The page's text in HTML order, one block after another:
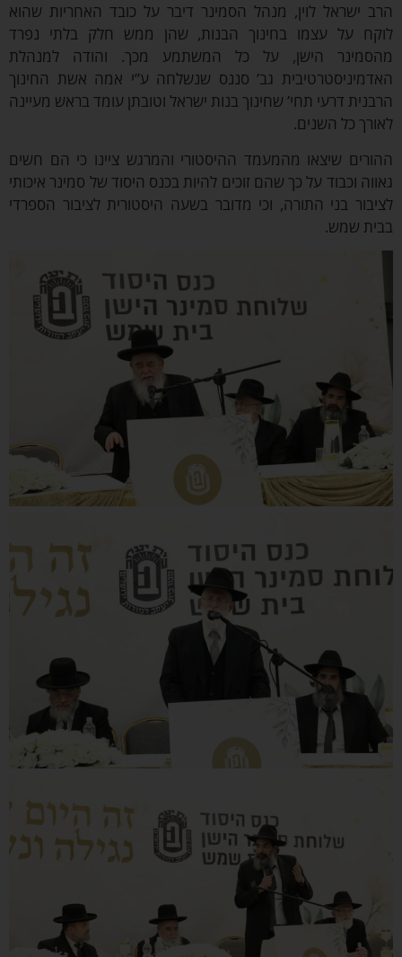
ישראל לוין, מנהל הסמינר דיבר על כובד האחריות שהוא
על עצמו בחינוך הבנות, שהן ממש חלק בלתי נפרד
הישן, על כל המשתמע מכך. והודה למנהלת
גב’ סננס שנשלחה ע”י אמה אשת החינוך
דרעי תחי’ שחינוך בנות ישראל וטובתן עומד בראש מעיינה
כל השנים.
שיצאו מהמעמד ההיסטורי והמרגש ציינו כי הם חשים
וכבוד על כך שהם זוכים להיות בכנס היסוד של סמינר איכותי
בני התורה, וכי מדובר בשעה היסטורית לציבור הספרדי
שמש.